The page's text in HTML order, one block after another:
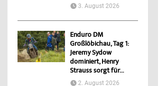
3. August 2026
Enduro DM
Großlöbichau, Tag 1:
Jeremy Sydow
dominiert, Henry
Strauss sorgt für...
2. August 2026